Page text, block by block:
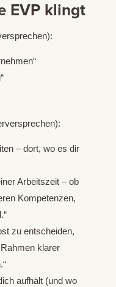
EVP klingt
– dort, wo es dir
Arbeitszeit – ob
Kompetenzen,
zu entscheiden,
klarer
aufhält (und wo